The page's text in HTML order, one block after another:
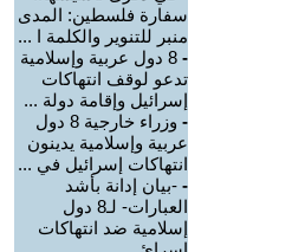
سفارة فلسطين: المدى
منبر للتنوير والكلمة ا ...
-
8 دول عربية وإسلامية
تدعو لوقف انتهاكات
إسرائيل وإقامة دولة ...
-
وزراء خارجية 8 دول
عربية وإسلامية يدينون
انتهاكات إسرائيل في ...
- -بيان إدانة بأشد
العبارات- لـ8 دول
إسلامية ضد انتهاكات